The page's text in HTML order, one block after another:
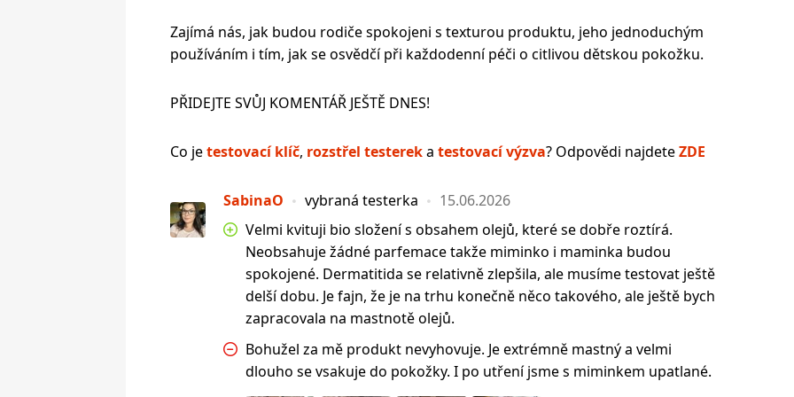
Zajímá nás, jak budou rodiče spokojeni s texturou produktu, jeho jednoduchým
používáním i tím, jak se osvědčí při každodenní péči o citlivou dětskou pokožku.
PŘIDEJTE SVŮJ KOMENTÁŘ JEŠTĚ DNES!
Co jetestovací klíč, rozstřel testereka testovací výzva? Odpovědi najdeteZDE
SabinaO vybraná testerka
15.06.2026
Velmi kvituji bio složení s obsahem olejů, které se dobře roztírá.
Neobsahuje žádné parfemace takže miminko i maminka budou
spokojené. Dermatitida se relativně zlepšila, ale musíme testovat ještě
delší dobu. Je fajn, že je na trhu konečně něco takového, ale ještě bych
zapracovala na mastnotě olejů.
Bohužel za mě produkt nevyhovuje. Je extrémně mastný a velmi
dlouho se vsakuje do pokožky. I po utření jsme s miminkem upatlané.